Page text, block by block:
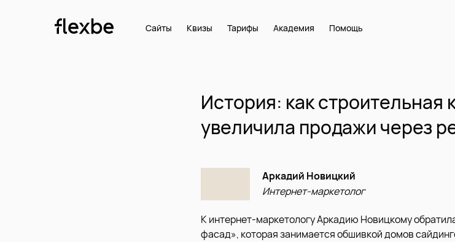
Сайты Квизы Тарифы Академия Помощь
История: как строительная
увеличила продажи через
Аркадий Новицкий
Интернет-маркетолог
К интернет-маркетологу Аркадию Новицкому
фасад», которая занимается обшивкой домов